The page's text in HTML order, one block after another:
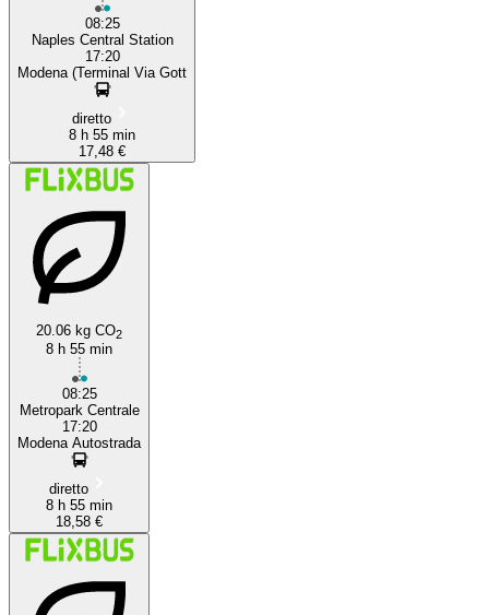
08:25
Naples Central Station
17:20
Modena (Terminal Via Gott
diretto
8 h 55 min
17,48 €
20.06 kg CO2
8 h 55 min
08:25
Metropark Centrale
17:20
Modena Autostrada
diretto
8 h 55 min
18,58 €